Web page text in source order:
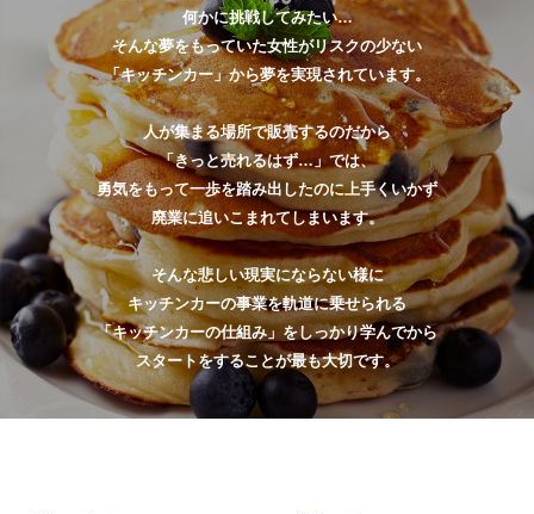
何かに挑戦してみたい…
そんな夢をもっていた女性がリスクの少ない
「キッチンカー」から夢を実現されています。
人が集まる場所で販売するのだから
「きっと売れるはず…」では、
勇気をもって一歩を踏み出したのに上手くいかず
廃業に追いこまれてしまいます。
そんな悲しい現実にならない様に
キッチンカーの事業を軌道に乗せられる
「キッチンカーの仕組み」をしっかり学んでから
スタートをすることが最も大切です。